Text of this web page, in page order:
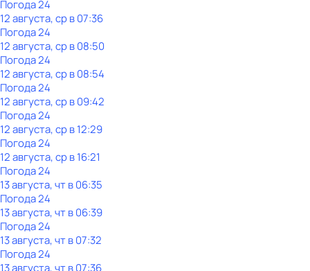
Погода 24
12 августа, ср в 07:36
Погода 24
12 августа, ср в 08:50
Погода 24
12 августа, ср в 08:54
Погода 24
12 августа, ср в 09:42
Погода 24
12 августа, ср в 12:29
Погода 24
12 августа, ср в 16:21
Погода 24
13 августа, чт в 06:35
Погода 24
13 августа, чт в 06:39
Погода 24
13 августа, чт в 07:32
Погода 24
13 августа, чт в 07:36